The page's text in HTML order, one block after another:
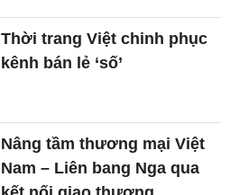
Thời trang Việt chinh phục
kênh bán lẻ ‘số’
Nâng tầm thương mại Việt
Nam – Liên bang Nga qua